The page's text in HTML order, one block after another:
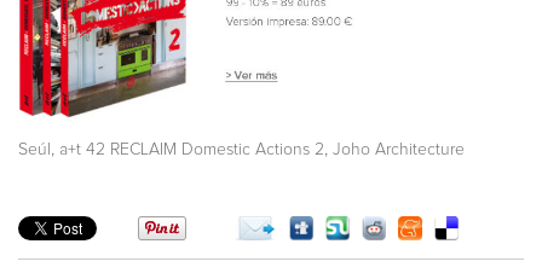
Seúl , a+t 42 RECLAIM Domestic Actions 2, Joho Architecture